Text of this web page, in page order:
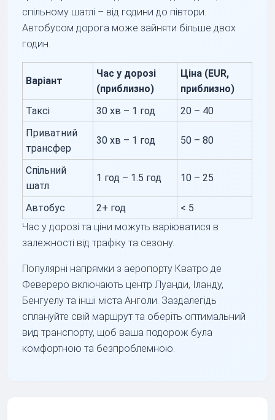
спільному шатлі – від години до півтори.
Автобусом дорога може зайняти більше двох
годин.
Варіант
Час у дорозі
(приблизно)
Ціна (EUR,
приблизно)
Таксі
30 хв – 1 год
20 – 40
Приватний
трансфер
30 хв – 1 год 50 – 80
Спільний
шатл
1 год – 1.5 год 10 – 25
Автобус 2+ год
< 5
Час у дорозі та ціни можуть варіюватися в
залежності від трафіку та сезону.
Популярні напрямки з аеропорту Кватро де
Февереро включають центр Луанди, Іланду,
Бенгуелу та інші міста Анголи. Заздалегідь
сплануйте свій маршрут та оберіть оптимальний
вид транспорту, щоб ваша подорож була
комфортною та безпроблемною.